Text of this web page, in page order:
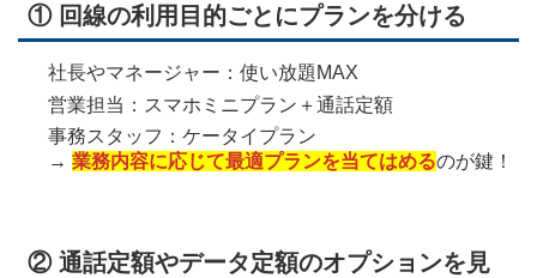
① 回線の利用目的ごとにプランを分ける
社長やマネージャー：使い放題MAX
営業担当：スマホミニプラン＋通話定額
事務スタッフ：ケータイプラン
→ 業務内容に応じて最適プランを当てはめるのが鍵！
② 通話定額やデータ定額のオプションを見